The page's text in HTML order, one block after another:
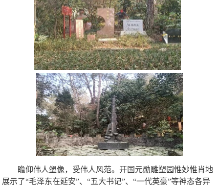
瞻仰伟人塑像，受伟人风范。开国元勋雕塑园惟妙惟肖地
展示了“毛泽东在延安”、“五大书记”、“一代英豪”等神态各异